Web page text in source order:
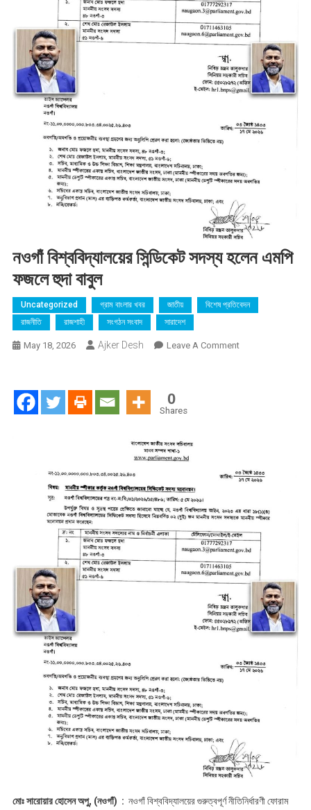
নওগাঁ বিশ্ববিদ্যালয়ের সিন্ডিকেট সদস্য হলেন এমপি
ফজলে হুদা বাবুল
Uncategorized গ্রাম বাংলার খবর জাতীয়
বিশেষ প্রতিবেদন
রাজনীতি
রাজশাহী সংগঠন সংবাদ সারাদেশ
May 18, 2026 Ajker Desh Leave A CommentOn
হুদা
0
Shares
মোঃ সারোয়ার হোসেন অপু, (নওগাঁ) : নওগাঁ বিশ্ববিদ্যালয়ের গুরুত্বপূর্ণ নীতিনির্ধারণী ফোরাম